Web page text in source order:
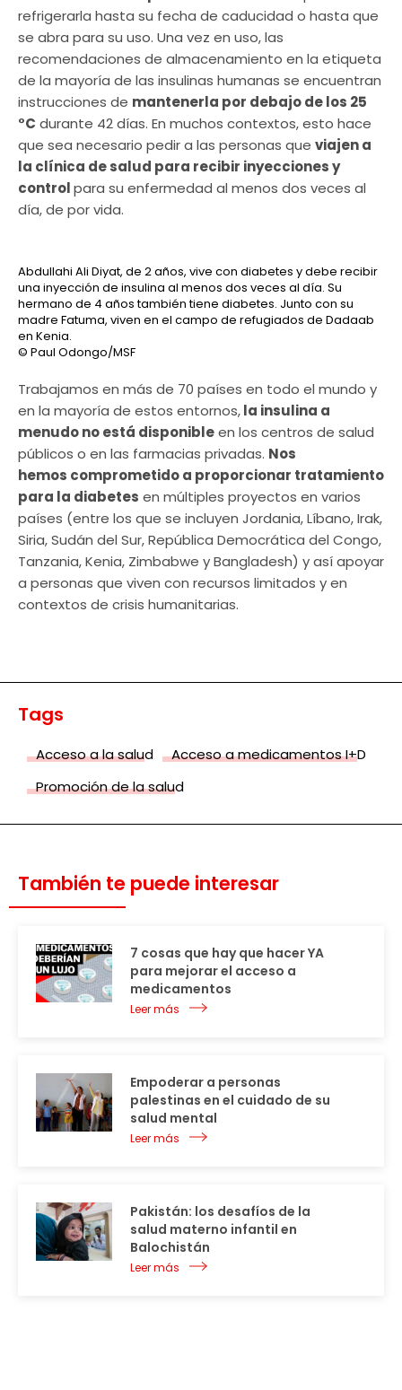
refrigerarla hasta su fecha de caducidad o hasta que
se abra para su uso. Una vez en uso, las
recomendaciones de almacenamiento en la etiqueta
de la mayoría de las insulinas humanas se encuentran
instrucciones de mantenerla por debajo de los 25
°C durante 42 días. En muchos contextos, esto hace
que sea necesario pedir a las personas que viajen a
la clínica de salud para recibir inyecciones y
controlpara su enfermedad al menos dos veces al
día, de por vida.
Abdullahi Ali Diyat, de 2 años, vive con diabetes y debe recibir
una inyección de insulina al menos dos veces al día. Su
hermano de 4 años también tiene diabetes. Junto con su
madre Fatuma, viven en el campo de refugiados de Dadaab
en Kenia.
© Paul Odongo/MSF
Trabajamos en más de 70 países en todo el mundo y
en la mayoría de estos entornos,la insulina a
menudo no está disponibleen los centros de salud
públicos o en las farmacias privadas. Nos
hemos comprometido a proporcionar tratamiento
para la diabetes en múltiples proyectos en varios
países (entre los que se incluyen Jordania, Líbano, Irak,
Siria, Sudán del Sur, República Democrática del Congo,
Tanzania, Kenia, Zimbabwe y Bangladesh) y así apoyar
a personas que viven con recursos limitados y en
contextos de crisis humanitarias.
Tags
Acceso a la salud
Acceso a medicamentos I+D
Promoción de la salud
También te puede interesar
7 cosas que hay que hacer YA
para mejorar el acceso a
medicamentos
Leer más
Empoderar a personas
palestinas en el cuidado de su
salud mental
Leer más
Pakistán: los desafíos de la
salud materno infantil en
Balochistán
Leer más